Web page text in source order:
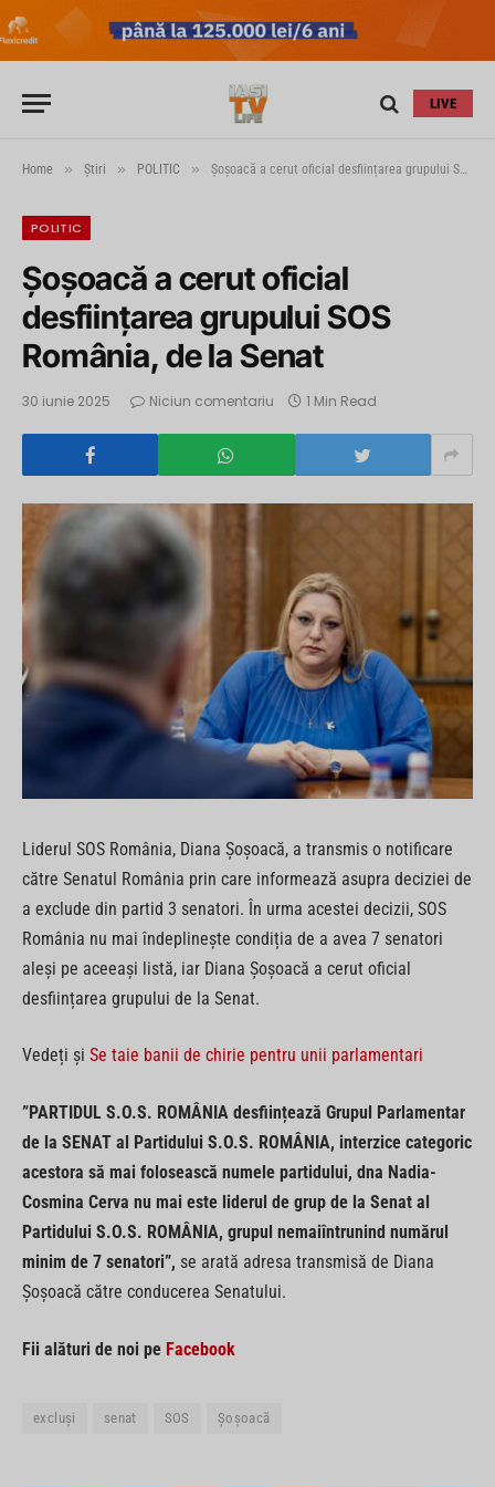
LIVE
Home » Știri » POLITIC » Șoșoacă a cerut oficial desființarea grupului SOS România, de la Senat
POLITIC
Șoșoacă a cerut oficial
desființarea grupului SOS
România, de la Senat
30 iunie 2025 Niciun comentariu 1 Min Read
Liderul SOS România, Diana Șoșoacă, a transmis o notificare
către Senatul România prin care informează asupra deciziei de
a exclude din partid 3 senatori. În urma acestei decizii, SOS
România nu mai îndeplinește condiția de a avea 7 senatori
aleși pe aceeași listă, iar Diana Șoșoacă a cerut oficial
desființarea grupului de la Senat.
Vedeți și Se taie banii de chirie pentru unii parlamentari
”PARTIDUL S.O.S. ROMÂNIA desființează Grupul Parlamentar
de la SENAT al Partidului S.O.S. ROMÂNIA, interzice categoric
acestora să mai folosească numele partidului, dna Nadia-
Cosmina Cerva nu mai este liderul de grup de la Senat al
Partidului S.O.S. ROMÂNIA, grupul nemaiîntrunind numărul
minim de 7 senatori”, se arată adresa transmisă de Diana
Șoșoacă către conducerea Senatului.
Fii alături de noi pe Facebook
excluși senat SOS Șoșoacă